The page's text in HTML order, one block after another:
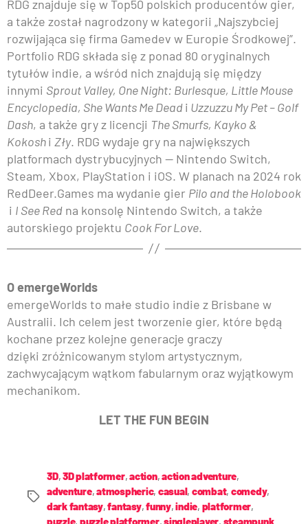
RDG znajduje się w Top50 polskich producentów gier,
a także został nagrodzony w kategorii „Najszybciej
rozwijająca się firma Gamedev w Europie Środkowej”.
Portfolio RDG składa się z ponad 80 oryginalnych
tytułów indie, a wśród nich znajdują się między
innymi Sprout Valley, One Night: Burlesque, Little Mouse
Encyclopedia, She Wants Me Deadi Uzzuzzu My Pet – Golf
Dash, a także gry z licencji The Smurfs, Kayko &
Kokoshi Zły. RDG wydaje gry na największych
platformach dystrybucyjnych — Nintendo Switch,
Steam, Xbox, PlayStation i iOS. W planach na 2024 rok
RedDeer.Games ma wydanie gier Pilo and the Holobook
i I See Red na konsolę Nintendo Switch, a także
autorskiego projektu Cook For Love.
O emergeWorlds
emergeWorlds to małe studio indie z Brisbane w
Australii. Ich celem jest tworzenie gier, które będą
kochane przez kolejne generacje graczy
dzięki zróżnicowanym stylom artystycznym,
zachwycającym wątkom fabularnym oraz wyjątkowym
mechanikom.
LET THE FUN BEGIN
3D,3D platformer,action,action adventure,
adventure,atmospheric, casual, combat, comedy,
dark fantasy,fantasy,funny,indie, platformer,
puzzle, puzzle platformer,singleplayer, steampunk